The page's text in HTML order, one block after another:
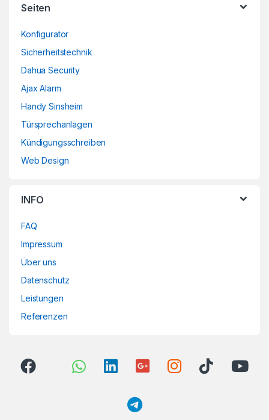
Seiten
Konfigurator
Sicherheitstechnik
Dahua Security
Ajax Alarm
Handy Sinsheim
Türsprechanlagen
Kündigungsschreiben
Web Design
INFO
FAQ
Impressum
Über uns
Datenschutz
Leistungen
Referenzen